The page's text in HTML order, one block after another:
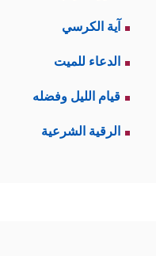
آية الكرسي
الدعاء للميت
قيام الليل وفضله
الرقية الشرعية